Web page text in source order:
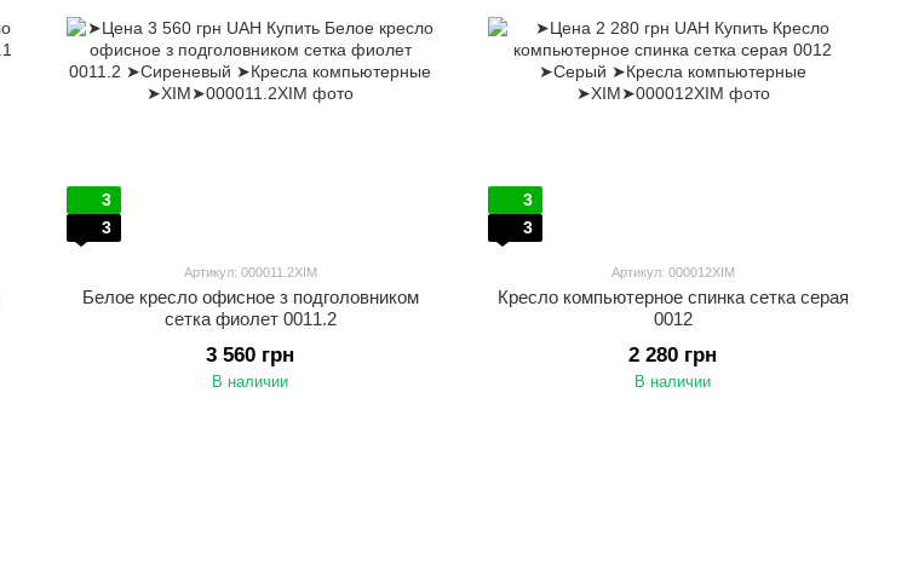
3
3
Артикул: 000011.2XIM
Белое кресло офисное з подголовником
сетка фиолет 0011.2
3 560 грн
В наличии
3
3
Артикул: 000012XIM
Кресло компьютерное спинка сетка серая
0012
2 280 грн
В наличии